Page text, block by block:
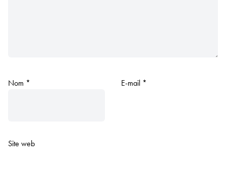
Nom * E-mail *
Site web